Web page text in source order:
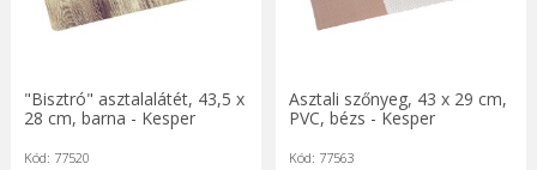
"Bisztró" asztalalátét, 43,5 x
28 cm, barna - Kesper
Kód: 77520
Asztali szőnyeg, 43 x 29 cm,
PVC, bézs - Kesper
Kód: 77563